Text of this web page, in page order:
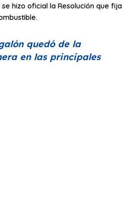
hizo oficial la Resolución que fija
quedó de la
en las principales